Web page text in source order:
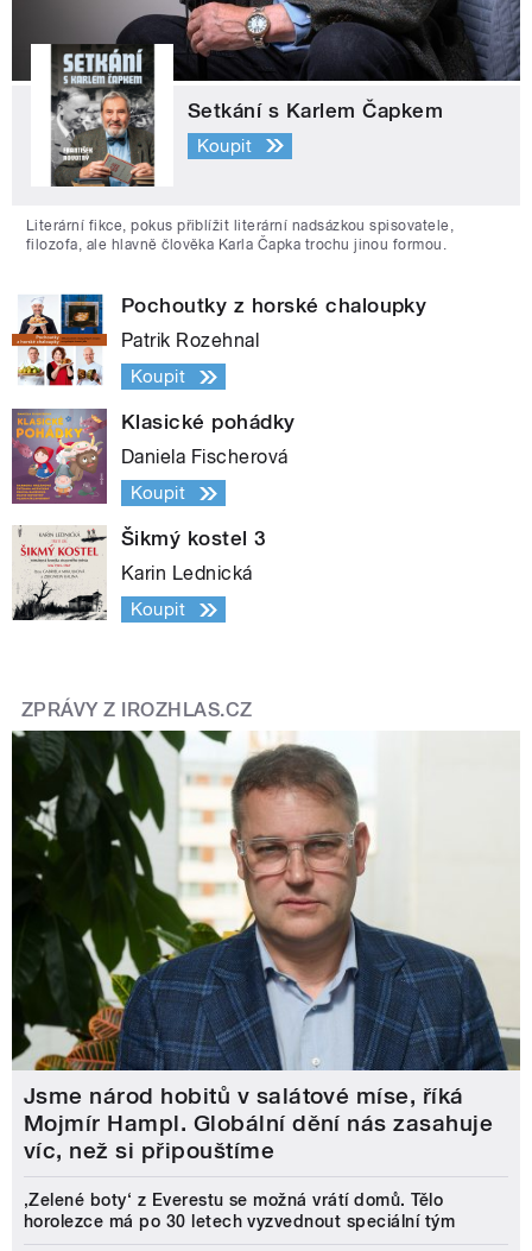
Setkání s Karlem Čapkem
Koupit
Literární fikce, pokus přiblížit literární nadsázkou spisovatele,
filozofa, ale hlavně člověka Karla Čapka trochu jinou formou.
Pochoutky z horské chaloupky
Patrik Rozehnal
Koupit
Klasické pohádky
Daniela Fischerová
Koupit
Šikmý kostel 3
Karin Lednická
Koupit
ZPRÁVY Z IROZHLAS.CZ
Jsme národ hobitů v salátové míse, říká
Mojmír Hampl. Globální dění nás zasahuje
víc, než si připouštíme
‚Zelené boty‘ z Everestu se možná vrátí domů. Tělo
horolezce má po 30 letech vyzvednout speciální tým